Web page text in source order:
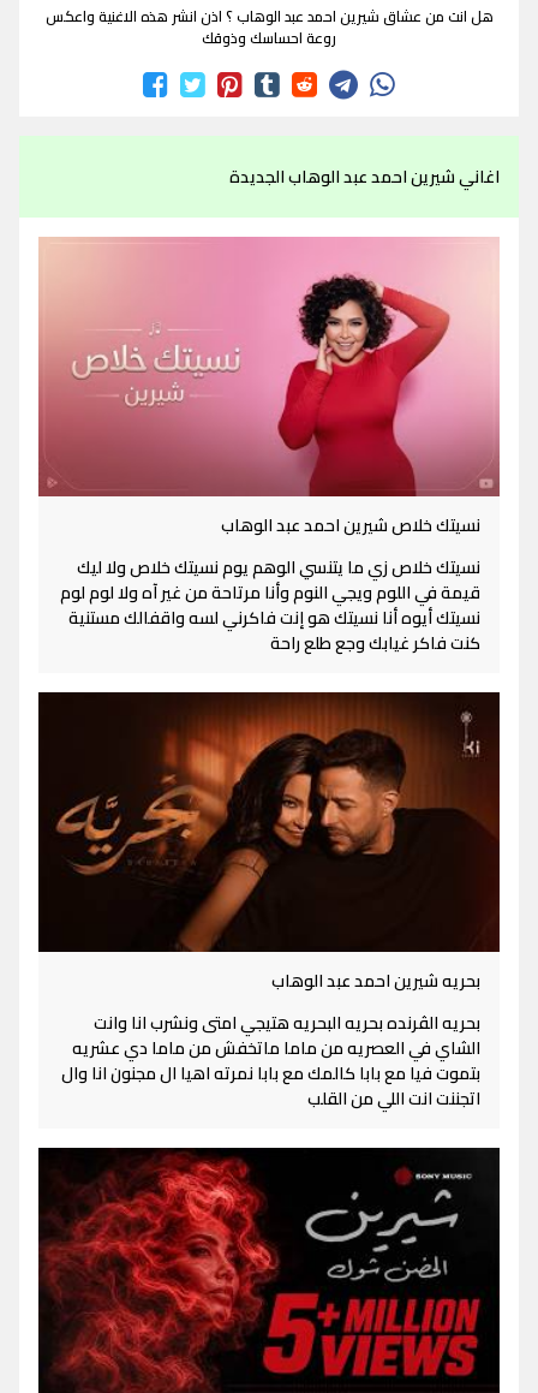
هل انت من عشاق شيرين احمد عبد الوهاب ؟ اذن انشر هذه الاغنية واعكس
روعة احساسك وذوقك
اغاني شيرين احمد عبد الوهاب الجديدة
نسيتك خلاص شيرين احمد عبد الوهاب
نسيتك خلاص زي ما يتنسي الوهم يوم نسيتك خلاص ولا ليك
قيمة في اللوم ويجي النوم وأنا مرتاحة من غير آه ولا لوم لوم
نسيتك أيوه أنا نسيتك هو إنت فاكرني لسه واقفالك مستنية
كنت فاكر غيابك وجع طلع راحة
بحريه شيرين احمد عبد الوهاب
بحريه الڤرنده بحريه البحريه هتيجي امتى ونشرب انا وانت
الشاي في العصريه من ماما ماتخفش من ماما دي عشريه
بتموت فيا مع بابا كالمك مع بابا نمرته اهيا ال مجنون انا وال
اتجننت انت اللي من القلب